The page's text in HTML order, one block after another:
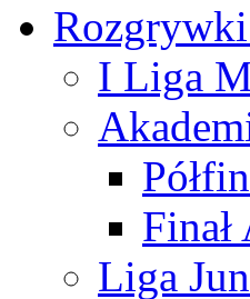
I Liga
Liga